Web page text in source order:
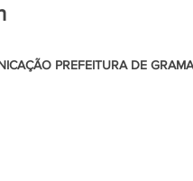
PREFEITURA DE